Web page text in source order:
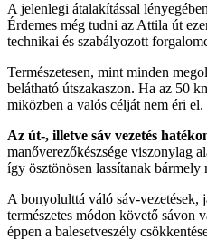
A jelenlegi átalakítással
Érdemes még tudni az Attila út
technikai és szabályozott
Természetesen, mint minden
belátható útszakaszon. Ha az 50
miközben a valós célját nem éri el.
Az út-, illetve sáv vezetés
manőverezőkészsége viszonylag
így ösztönösen lassítanak bármely
A bonyolulttá váló sáv-vezetések,
természetes módon követő sávon
éppen a balesetveszély